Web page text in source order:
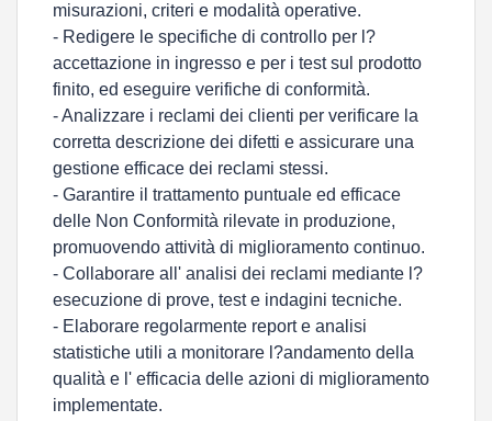
misurazioni, criteri e modalità operative.
- Redigere le specifiche di controllo per l?
accettazione in ingresso e per i test sul prodotto
finito, ed eseguire verifiche di conformità.
- Analizzare i reclami dei clienti per verificare la
corretta descrizione dei difetti e assicurare una
gestione efficace dei reclami stessi.
- Garantire il trattamento puntuale ed efficace
delle Non Conformità rilevate in produzione,
promuovendo attività di miglioramento continuo.
- Collaborare all' analisi dei reclami mediante l?
esecuzione di prove, test e indagini tecniche.
- Elaborare regolarmente report e analisi
statistiche utili a monitorare l?andamento della
qualità e l' efficacia delle azioni di miglioramento
implementate.